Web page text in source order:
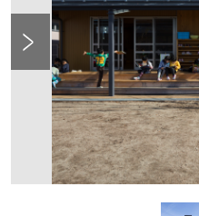
Previous